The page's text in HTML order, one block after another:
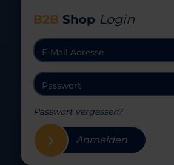
B2B Shop Login
Passwort vergessen?
Anmelden